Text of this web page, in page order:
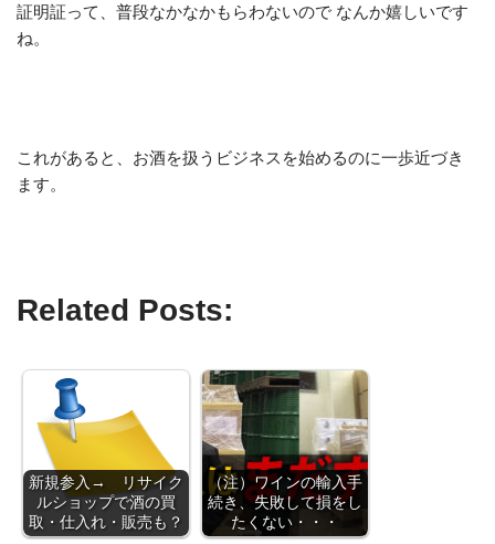
証明証って、普段なかなかもらわないので なんか嬉しいです
ね。
これがあると、お酒を扱うビジネスを始めるのに一歩近づき
ます。
Related Posts:
新規参入→ リサイク
ルショップで酒の買
取・仕入れ・販売も？
（注）ワインの輸入手
続き、失敗して損をし
たくない・・・